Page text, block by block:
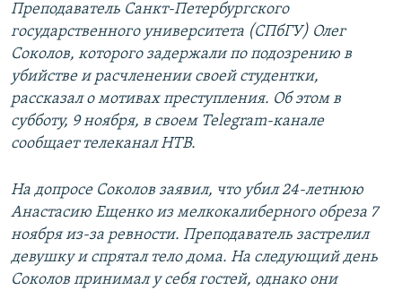
Преподаватель Санкт-Петербургского
государственного университета (СПбГУ) Олег
Соколов, которого задержали по подозрению в
убийстве и расчленении своей студентки,
рассказал о мотивах преступления. Об этом в
субботу, 9 ноября, в своем Telegram-канале
сообщает телеканал НТВ.
На допросе Соколов заявил, что убил 24-летнюю
Анастасию Ещенко из мелкокалиберного обреза 7
ноября из-за ревности. Преподаватель застрелил
девушку и спрятал тело дома. На следующий день
Соколов принимал у себя гостей, однако они